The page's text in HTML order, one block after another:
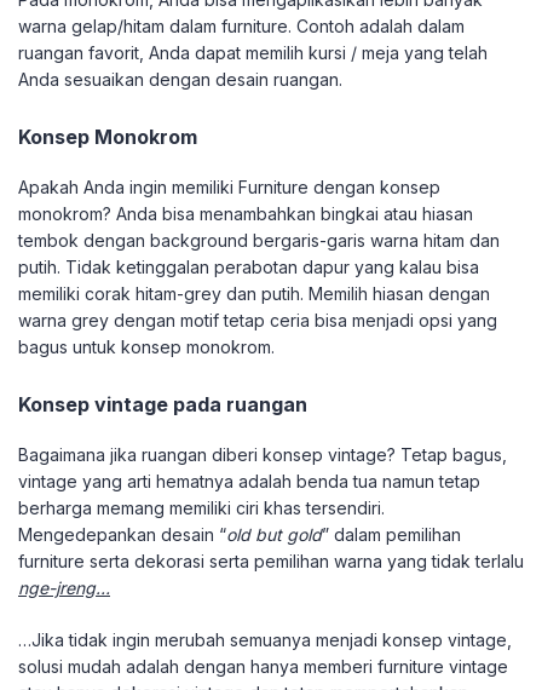
warna gelap/hitam dalam furniture. Contoh adalah dalam
ruangan favorit, Anda dapat memilih kursi / meja yang telah
Anda sesuaikan dengan desain ruangan.
Konsep Monokrom
Apakah Anda ingin memiliki Furniture dengan konsep
monokrom? Anda bisa menambahkan bingkai atau hiasan
tembok dengan background bergaris-garis warna hitam dan
putih. Tidak ketinggalan perabotan dapur yang kalau bisa
memiliki corak hitam-grey dan putih. Memilih hiasan dengan
warna grey dengan motif tetap ceria bisa menjadi opsi yang
bagus untuk konsep monokrom.
Konsep vintage pada ruangan
Bagaimana jika ruangan diberi konsep vintage? Tetap bagus,
vintage yang arti hematnya adalah benda tua namun tetap
berharga memang memiliki ciri khas tersendiri.
Mengedepankan desain “old but gold” dalam pemilihan
furniture serta dekorasi serta pemilihan warna yang tidak terlalu
nge-jreng…
…Jika tidak ingin merubah semuanya menjadi konsep vintage,
solusi mudah adalah dengan hanya memberi furniture vintage